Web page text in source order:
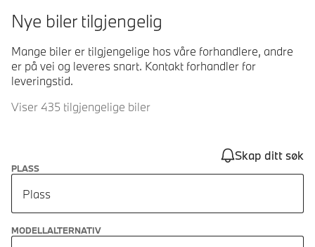
Nye biler tilgjengelig
Mange biler er tilgjengelige hos våre forhandlere, andre
er på vei og leveres snart. Kontakt forhandler for
leveringstid.
Viser 435 tilgjengelige biler
Skap ditt søk
PLASS
Plass
MODELLALTERNATIV